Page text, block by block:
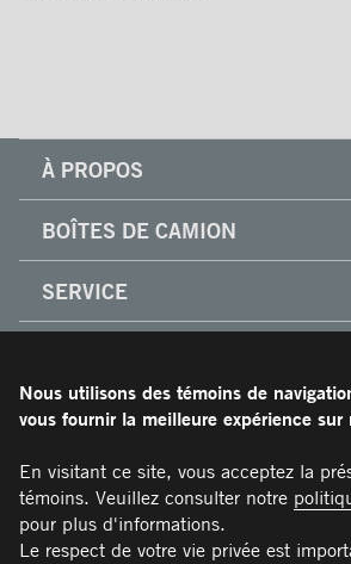
À PROPOS
Culture
Usine
Partenaire
Carrières
BOÎTES DE CAMION
Classik
X-Treme
Frio
Arctik
SERVICE
Réparation de boîtes de camion
de monte-charges
Pièces
Portes
Toits
Marches
Barres d'attaches
Éclairages
RESSOURCES
Conditions générales
Manuel du propriétaire et Procédures
recommandées
CARRIÈRES
NOUS JOINDRE
Nous utilisons des témoins de
vous fournir la meilleure expérience sur
En visitant ce site, vous acceptez la
témoins. Veuillez consulter notre
pour plus d'informations.
Le respect de votre vie privée est